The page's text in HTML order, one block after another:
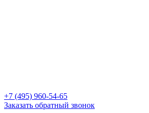
+7 (495) 960-54-65
Заказать обратный звонок